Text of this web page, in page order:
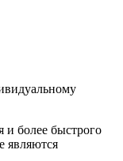
и более быстрого
являются